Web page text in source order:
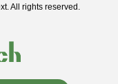
All rights reserved.